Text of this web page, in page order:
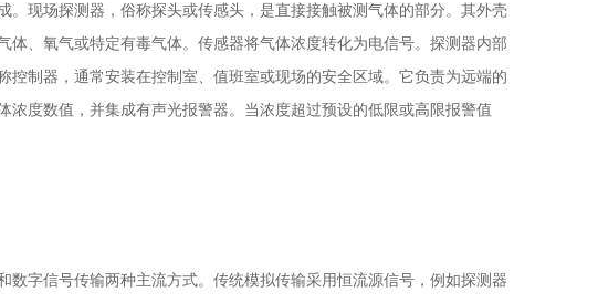
现场探测器，俗称探头或传感头，是直接接触被测气体的部分。其外壳
、氧气或特定有毒气体。传感器将气体浓度转化为电信号。探测器内部
制器，通常安装在控制室、值班室或现场的安全区域。它负责为远端的
度数值，并集成有声光报警器。当浓度超过预设的低限或高限报警值
字信号传输两种主流方式。传统模拟传输采用恒流源信号，例如探测器